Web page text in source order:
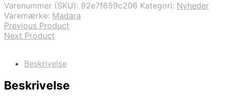
Varenummer (SKU): 92e7f659c206 Kategori: Nyheder
Varemærke: Madara
Previous Product
Next Product
Beskrivelse
Beskrivelse